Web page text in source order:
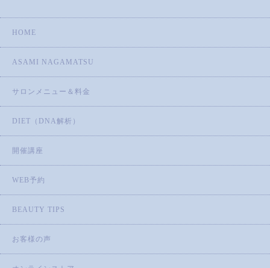
HOME
ASAMI NAGAMATSU
サロンメニュー＆料金
DIET（DNA解析）
開催講座
WEB予約
BEAUTY TIPS
お客様の声